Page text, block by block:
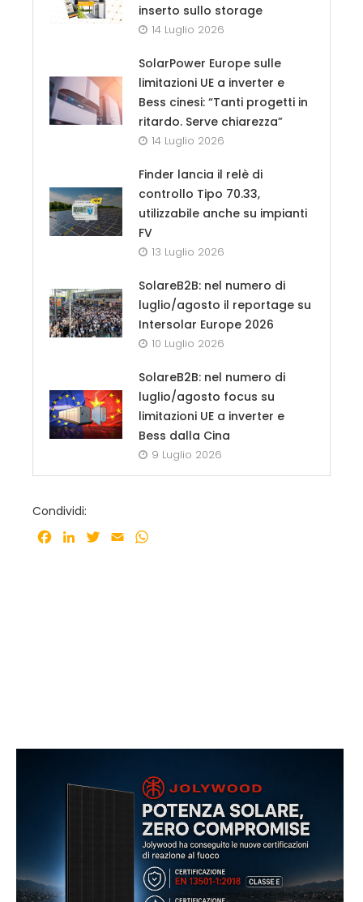
inserto sullo storage
14 Luglio 2026
SolarPower Europe sulle
limitazioni UE a inverter e
Bess cinesi: “Tanti progetti in
ritardo. Serve chiarezza”
14 Luglio 2026
Finder lancia il relè di
controllo Tipo 70.33,
utilizzabile anche su impianti
FV
13 Luglio 2026
SolareB2B: nel numero di
luglio/agosto il reportage su
Intersolar Europe 2026
10 Luglio 2026
SolareB2B: nel numero di
luglio/agosto focus su
limitazioni UE a inverter e
Bess dalla Cina
9 Luglio 2026
Condividi:
Facebook
LinkedInTwitter
Email